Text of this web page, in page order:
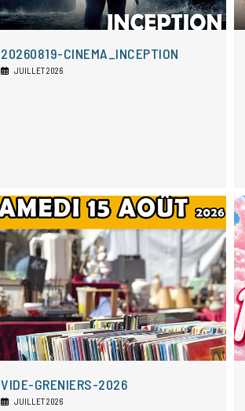
20260819-CINEMA_INCEPTION
JUILLET 2026
VIDE-GRENIERS-2026
JUILLET 2026